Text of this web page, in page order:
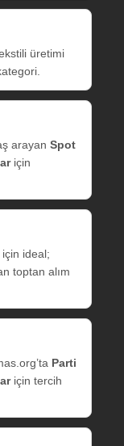
üretimi
arayan Spot
için
ideal;
toptan alım
Parti
için tercih